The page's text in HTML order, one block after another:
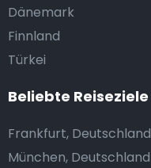
Dänemark
Finnland
Türkei
Beliebte Reiseziele
Frankfurt, Deutschland
München, Deutschland